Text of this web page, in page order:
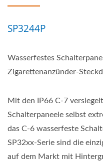
SP3244P
Wasserfestes
Zigarettenanzünder-
Mit den IP66 C-7
Schalterpaneele selbst
das C-6 wasserfeste
SP32xx-Serie sind die
auf dem Markt mit